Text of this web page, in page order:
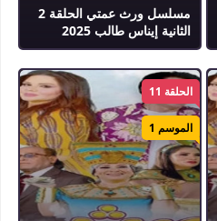
مسلسل ورث عمتي الحلقة 2
الثانية إيناس طالب 2025
الحلقة 11
الموسم 1